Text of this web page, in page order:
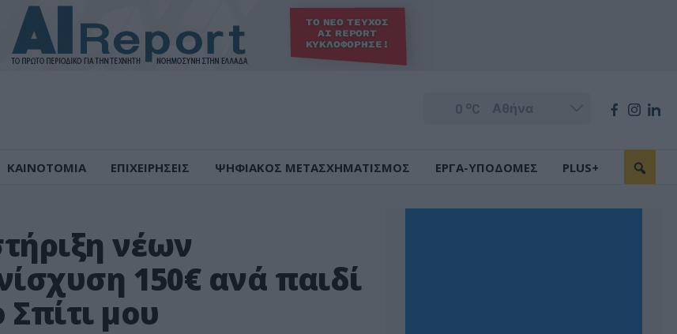
0 oC
ΚΑΙΝΟΤΟΜΙΑ ΕΠΙΧΕΙΡΗΣΕΙΣ ΨΗΦΙΑΚΟΣ ΜΕΤΑΣΧΗΜΑΤΙΣΜΟΣ ΕΡΓΑ-ΥΠΟΔΟΜΕΣ PLUS+
νέων
150€ ανά παιδί
μου